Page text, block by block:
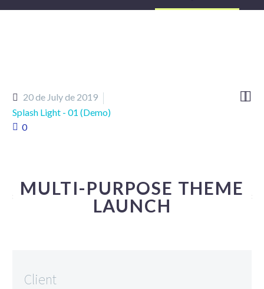

20 de July de 2019
Splash Light - 01 (Demo)
0
MULTI-PURPOSE THEME
LAUNCH
Client